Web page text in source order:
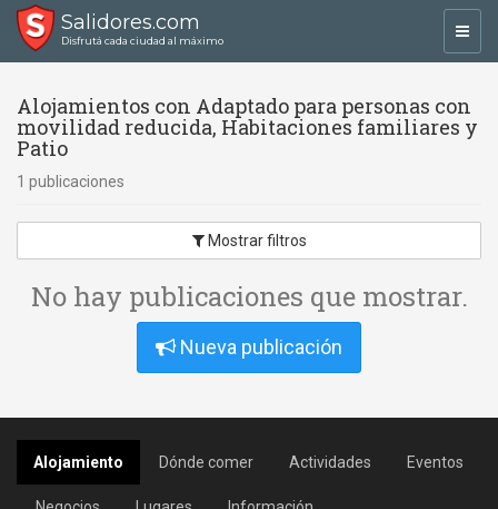
Salidores.com
Disfrutá cada ciudad al máximo
Alojamientos con Adaptado para personas con
movilidad reducida, Habitaciones familiares y
Patio
1 publicaciones
Mostrar filtros
No hay publicaciones que mostrar.
Nueva publicación
Alojamiento Dónde comer Actividades Eventos